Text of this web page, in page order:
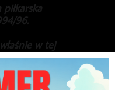
96.
w tej
koszulce
tytuł mistrzów
USA ’94.